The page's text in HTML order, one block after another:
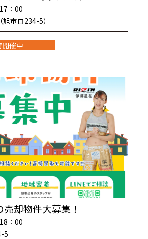
：00
市ロ234-5）
開催中
却物件大募集！
：00
5